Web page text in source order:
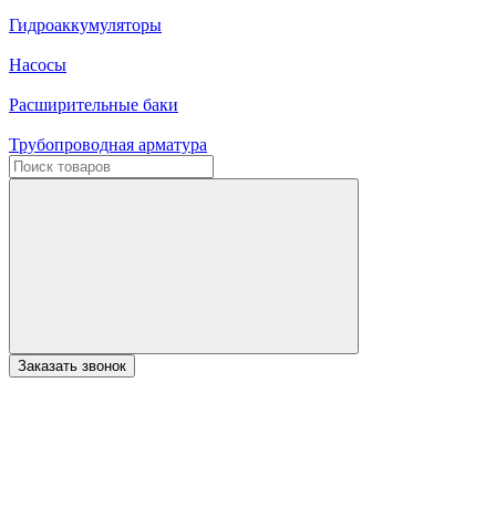
Гидроаккумуляторы
Насосы
Расширительные баки
Трубопроводная арматура
Заказать звонок